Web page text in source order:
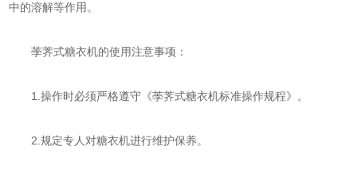
中的溶解等作用。
荸荠式糖衣机的使用注意事项：
1.操作时必须严格遵守《荸荠式糖衣机标准操作规程》。
2.规定专人对糖衣机进行维护保养。